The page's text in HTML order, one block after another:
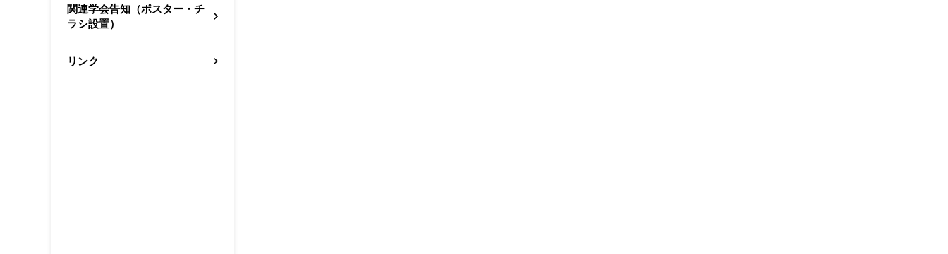
関連学会告知（ポスター・チ
ラシ設置）
リンク